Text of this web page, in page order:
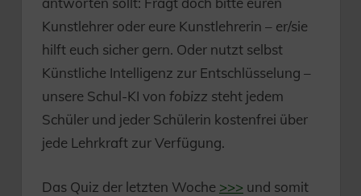
Kunstlehrer oder eure Kunstlehrerin – er/sie
hilft euch sicher gern. Oder nutzt selbst
Künstliche Intelligenz zur Entschlüsselung –
unsere Schul-KI von fobizz steht jedem
Schüler und jeder Schülerin kostenfrei über
jede Lehrkraft zur Verfügung.
Das Quiz der letzten Woche >>> und somit